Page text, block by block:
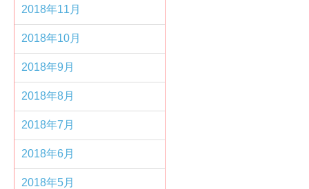
2018年11月
2018年10月
2018年9月
2018年8月
2018年7月
2018年6月
2018年5月